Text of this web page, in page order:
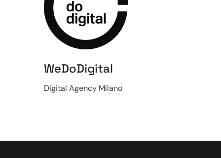
WeDoDigital
Digital Agency Milano